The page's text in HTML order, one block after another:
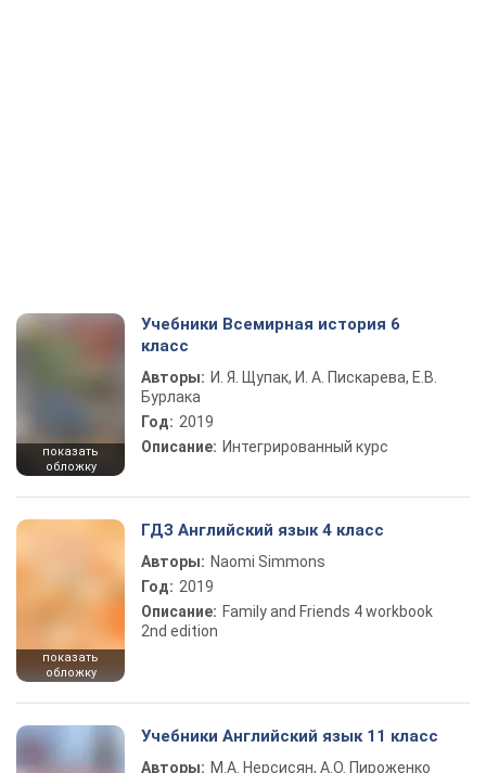
показать
обложку
Учебники Всемирная история 6
класс
Авторы: И. Я. Щупак, И. А. Пискарева, Е.В.
Бурлака
Год: 2019
Описание: Интегрированный курс
показать
обложку
ГДЗ Английский язык 4 класс
Авторы: Naomi Simmons
Год: 2019
Описание: Family and Friends 4 workbook
2nd edition
Учебники Английский язык 11 класс
Авторы: М.А. Нерсисян, А.О. Пироженко